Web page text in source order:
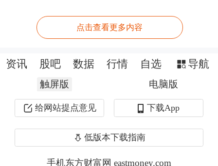
百分点，居民部门上升1.6个百分点，
稳定扩张状态。
确切地说，当前存在的问题应该描述为
债务增速明显放缓。上半年10.8个百分
点的杠杆率涨幅中，8.7个百分点来自
一季度，二季度仅2.1个百分点；我们
点击查看更多内容
资讯 股吧 数据 行情 自选 导航
触屏版 电脑版
给网站提点意见 下载App
低版本下载指南
手机东方财富网 eastmoney.com